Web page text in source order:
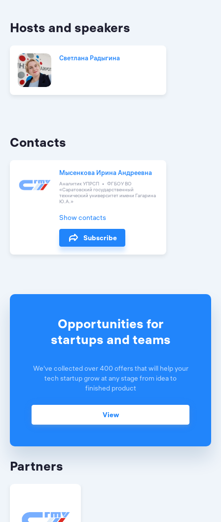
Hosts and speakers
Светлана Радыгина
Contacts
Мысенкова Ирина Андреевна
Аналитик УПРСП
ФГБОУ ВО
«Саратовский государственный
технический университет имени Гагарина
Ю.А.»
Show contacts
Subscribe
Opportunities for
startups and teams
We've collected over 400 offers that will help your
tech startup grow at any stage from idea to
finished product
View
Partners